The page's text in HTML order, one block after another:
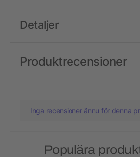
Detaljer
Produktrecensioner
Inga recensioner ännu för denna
Populära